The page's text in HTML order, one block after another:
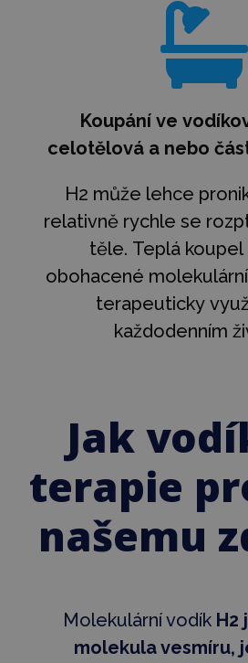

Koupání ve
celotělová a nebo
H2 může lehce
relativně rychle se
těle. Teplá
obohacené
terapeuticky
každodenním
Jak
terapie
našemu
Molekulární vodík H2
molekula vesmíru,